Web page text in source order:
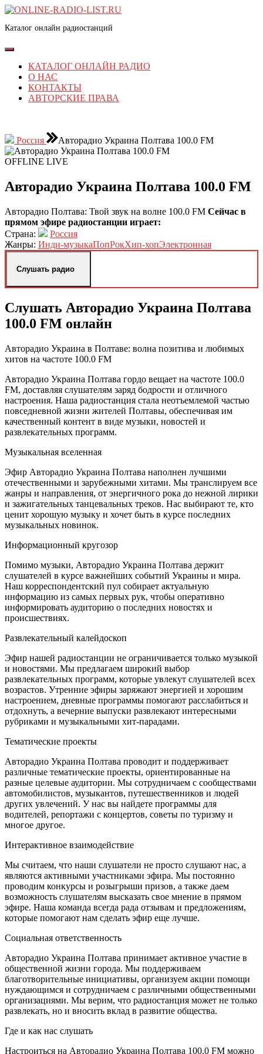
Перейти
содержимому
к
содержимому
Каталог онлайн радиостанций
Кнопка
ОткрытьКАТАЛОГ ОНЛАЙН РАДИО
О НАС
КОНТАКТЫ
АВТОРСКИЕ ПРАВА
Россия
Авторадио Украина Полтава 100.0 FM
OFFLINE LIVE
Авторадио Украина Полтава 100.0 FM
Авторадио Полтава: Твой звук на волне 100.0 FM Сейчас в
прямом эфире радиостанции играет:
Страна:
Россия
Жанры: Инди-музыкаПопРокХип-хопЭлектронная
Слушать радио
Слушать Авторадио Украина Полтава
100.0 FM онлайн
Авторадио Украина в Полтаве: волна позитива и любимых
хитов на частоте 100.0 FM
Авторадио Украина Полтава гордо вещает на частоте 100.0
FM, доставляя слушателям заряд бодрости и отличного
настроения. Наша радиостанция стала неотъемлемой частью
повседневной жизни жителей Полтавы, обеспечивая им
качественный контент в виде музыки, новостей и
развлекательных программ.
Музыкальная вселенная
Эфир Авторадио Украина Полтава наполнен лучшими
отечественными и зарубежными хитами. Мы транслируем все
жанры и направления, от энергичного рока до нежной лирики
и зажигательных танцевальных треков. Нас выбирают те, кто
ценит хорошую музыку и хочет быть в курсе последних
музыкальных новинок.
Информационный кругозор
Помимо музыки, Авторадио Украина Полтава держит
слушателей в курсе важнейших событий Украины и мира.
Наш корреспондентский пул собирает актуальную
информацию из самых первых рук, чтобы оперативно
информировать аудиторию о последних новостях и
происшествиях.
Развлекательный калейдоскоп
Эфир нашей радиостанции не ограничивается только музыкой
и новостями. Мы предлагаем широкий выбор
развлекательных программ, которые увлекут слушателей всех
возрастов. Утренние эфиры заряжают энергией и хорошим
настроением, дневные программы помогают расслабиться и
отдохнуть, а вечерние выпуски развлекают интересными
рубриками и музыкальными хит-парадами.
Тематические проекты
Авторадио Украина Полтава проводит и поддерживает
различные тематические проекты, ориентированные на
разные целевые аудитории. Мы сотрудничаем с сообществами
автомобилистов, музыкантов, путешественников и людей
других увлечений. У нас вы найдете программы для
водителей, репортажи с концертов, советы по туризму и
многое другое.
Интерактивное взаимодействие
Мы считаем, что наши слушатели не просто слушают нас, а
являются активными участниками эфира. Мы постоянно
проводим конкурсы и розыгрыши призов, а также даем
возможность слушателям высказать свое мнение в прямом
эфире. Наша команда всегда рада отзывам и предложениям,
которые помогают нам сделать эфир еще лучше.
Социальная ответственность
Авторадио Украина Полтава принимает активное участие в
общественной жизни города. Мы поддерживаем
благотворительные инициативы, организуем акции помощи
нуждающимся и сотрудничаем с различными общественными
организациями. Мы верим, что радиостанция может не только
развлекать, но и вносить вклад в развитие общества.
Где и как нас слушать
Настроиться на Авторадио Украина Полтава 100.0 FM можно